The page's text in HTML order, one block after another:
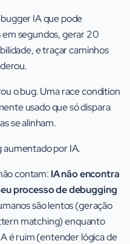
IA que pode
segundos, gerar 20
e traçar caminhos
o bug. Uma race condition
usado que só dispara
se alinham.
aumentado por IA.
contam: IA não encontra
processo de debugging
são lentos (geração
matching) enquanto
é ruim (entender lógica de